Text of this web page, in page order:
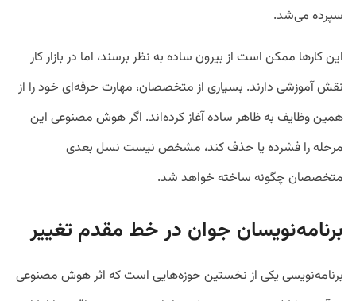
سپرده می‌شد.
این کارها ممکن است از بیرون ساده به نظر برسند، اما در بازار کار
نقش آموزشی دارند. بسیاری از متخصصان، مهارت حرفه‌ای خود را از
همین وظایف به ظاهر ساده آغاز کرده‌اند. اگر هوش مصنوعی این
مرحله را فشرده یا حذف کند، مشخص نیست نسل بعدی
متخصصان چگونه ساخته خواهد شد.
برنامه‌نویسان جوان در خط مقدم تغییر
برنامه‌نویسی یکی از نخستین حوزه‌هایی است که اثر هوش مصنوعی